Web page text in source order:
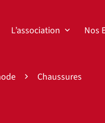
L’association Nos
Chaussures